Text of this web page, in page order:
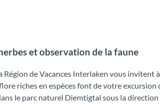
et observation de la faune
de Vacances Interlaken vous invitent
riches en espèces font de votre
le parc naturel Diemtigtal sous la direction